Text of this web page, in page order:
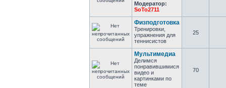
Модератор:
SoTo2711
Физподготовка
Тренировки,
упражнения для
теннисистов
25
Мультимедиа
Делимся
понравившимися
видео и
картинками по
теме
70